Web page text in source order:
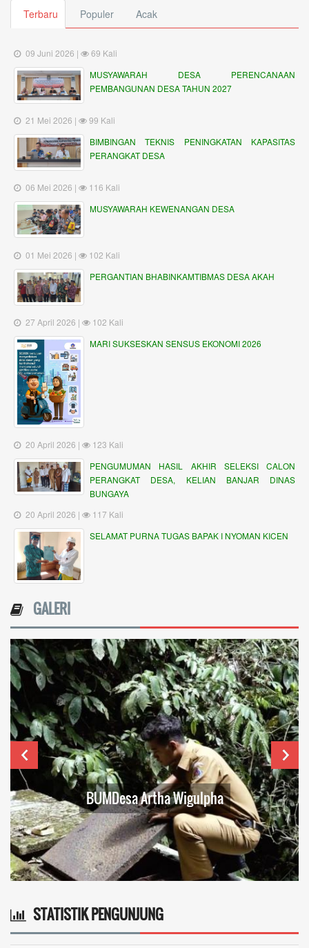
Terbaru Populer Acak
09 Juni 2026 |
69 Kali
MUSYAWARAH DESA PERENCANAAN
PEMBANGUNAN DESA TAHUN 2027
21 Mei 2026 |
99 Kali
BIMBINGAN TEKNIS PENINGKATAN KAPASITAS
PERANGKAT DESA
06 Mei 2026 |
116 Kali
MUSYAWARAH KEWENANGAN DESA
01 Mei 2026 |
102 Kali
PERGANTIAN BHABINKAMTIBMAS DESA AKAH
27 April 2026 |
102 Kali
MARI SUKSESKAN SENSUS EKONOMI 2026
20 April 2026 |
123 Kali
PENGUMUMAN HASIL AKHIR SELEKSI CALON
PERANGKAT DESA, KELIAN BANJAR DINAS
BUNGAYA
20 April 2026 |
117 Kali
SELAMAT PURNA TUGAS BAPAK I NYOMAN KICEN
GALERI
BUMDesa Artha Wigulpha
STATISTIK PENGUNJUNG